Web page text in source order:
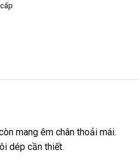
mang êm chân thoải mái.
dép cần thiết.